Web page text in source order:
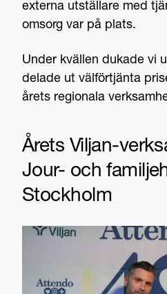
externa utställare med
omsorg var på plats.
Under kvällen dukade vi
delade ut välförtjänta
årets regionala
Årets Viljan-
Jour- och
Stockholm